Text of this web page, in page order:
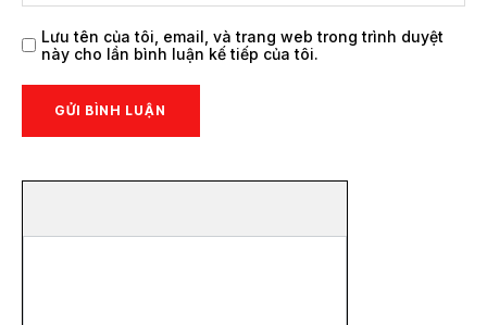
Lưu tên của tôi, email, và trang web trong trình duyệt
này cho lần bình luận kế tiếp của tôi.